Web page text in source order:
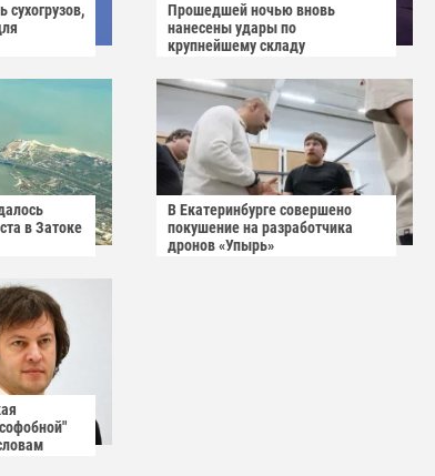
Прошедшей ночью вновь
нанесены удары по
крупнейшему складу
Rozetka
в Затоке
В Екатеринбурге совершено
покушение на разработчика
дронов «Упырь»